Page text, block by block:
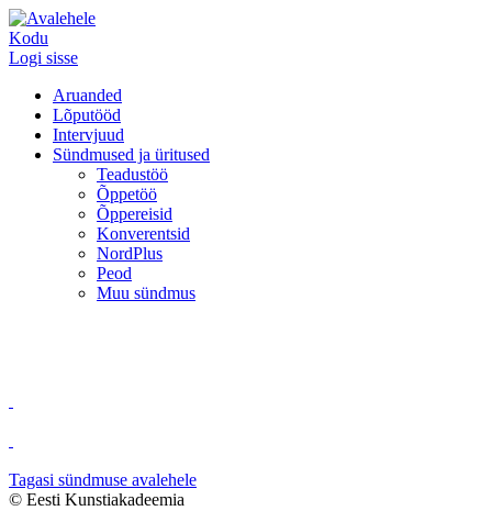
Kodu
Logi sisse
Aruanded
Lõputööd
Intervjuud
Sündmused ja üritused
Teadustöö
Õppetöö
Õppereisid
Konverentsid
NordPlus
Peod
Muu sündmus
Tagasi sündmuse avalehele
© Eesti Kunstiakadeemia